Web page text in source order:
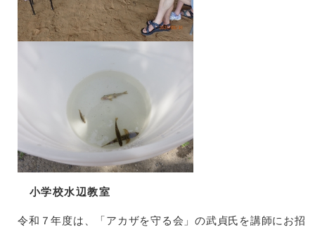
小学校水辺教室
令和７年度は、「アカザを守る会」の武貞氏を講師にお招